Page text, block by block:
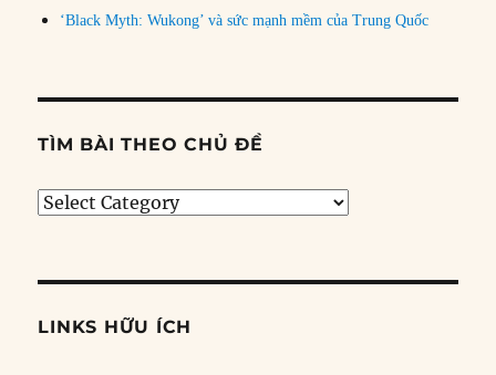
‘Black Myth: Wukong’ và sức mạnh mềm của Trung Quốc
TÌM BÀI THEO CHỦ ĐỀ
Tìm
đề
LINKS HỮU ÍCH